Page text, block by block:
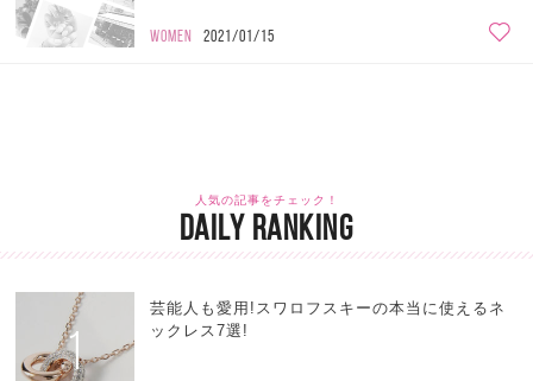
WOMEN 2021/01/15
人気の記事をチェック！
DAILY RANKING
1
芸能人も愛用!スワロフスキーの本当に使えるネ
ックレス7選!